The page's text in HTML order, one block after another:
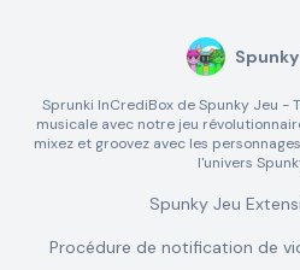
Sprunki InCrediBox de Spunky Jeu -
musicale avec notre jeu
mixez et groovez avec les
l'univers
Spunky Jeu
Procédure de notification de